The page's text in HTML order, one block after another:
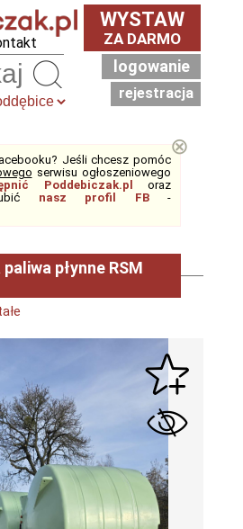
WYSTAW
ZA DARMO
logowanie
rejestracja
Jeśli chcesz pomóc
serwisu ogłoszeniowego
Poddebiczak.pl
oraz
nasz profil FB-
⊗
płynne RSM